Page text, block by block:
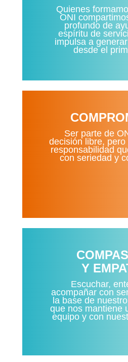
Quienes
ONI
profundo de
espíritu de
impulsa a
desde el
Ser parte de
decisión libre,
responsabilidad
con seriedad y
Y
Escuchar,
acompañar con
la base de
que nos mantiene
equipo y con